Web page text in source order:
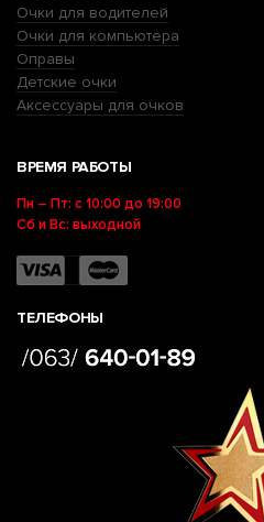
Очки для водителей
Очки для компьютера
Оправы
Детские очки
Аксессуары для очков
ВРЕМЯ РАБОТЫ
Пн – Пт: с 10:00 до 19:00
Сб и Вс: выходной
ТЕЛЕФОНЫ